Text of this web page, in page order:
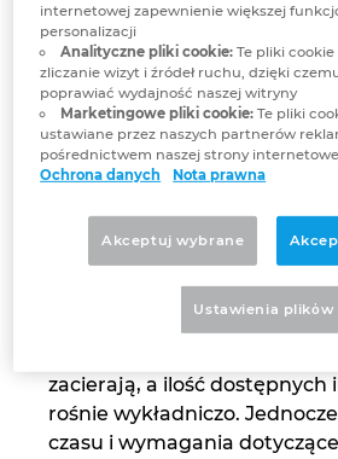
„Bardzo starannie zadbaliśmy o
przede wszystkim bezpiecznych
Copilota” – mówi Sebastian Seitz,
Inżynieria staje się coraz
zacierają, a ilość dostępnych
rośnie wykładniczo.
czasu i wymagania
internetowej zapewnienie większej
personalizacji
Analityczne pliki cookie:Te pliki
zliczanie wizyt i źródeł ruchu, dzięki
poprawiać wydajność naszej witryny
Marketingowe pliki cookie:Te pliki
ustawiane przez naszych partnerów
pośrednictwem naszej strony
Ochrona danych
Nota prawna
Akceptuj wybrane
Ustawienia plikὀw